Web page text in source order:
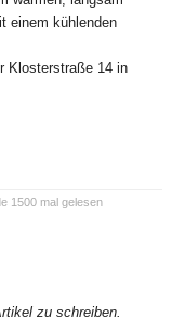
einem kühlenden
Klosterstraße 14 in
1500 mal gelesen
zu schreiben.